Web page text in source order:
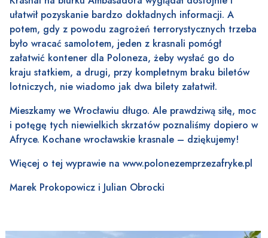
ułatwił pozyskanie bardzo dokładnych informacji. A
potem, gdy z powodu zagrożeń terrorystycznych trzeba
było wracać samolotem, jeden z krasnali pomógł
załatwić kontener dla Poloneza, żeby wysłać go do
kraju statkiem, a drugi, przy kompletnym braku biletów
lotniczych, nie wiadomo jak dwa bilety załatwił.
Mieszkamy we Wrocławiu długo. Ale prawdziwą siłę, moc
i potęgę tych niewielkich skrzatów poznaliśmy dopiero w
Afryce. Kochane wrocławskie krasnale – dziękujemy!
Więcej o tej wyprawie na www.polonezemprzezafryke.pl
Marek Prokopowicz i Julian Obrocki